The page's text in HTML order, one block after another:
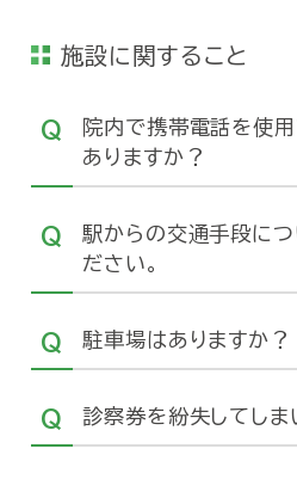
施設に関すること
院内で携帯電話を使
ありますか？
駅からの交通手段につ
ださい。
駐車場はありますか？
診察券を紛失してしま